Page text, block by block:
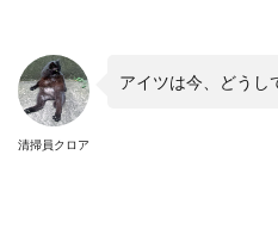
清掃員クロア
アイツは今、どうし